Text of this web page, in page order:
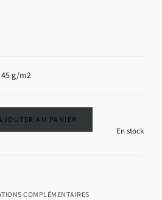
g/m2
En stock
AU PANIER
COMPLÉMENTAIRES